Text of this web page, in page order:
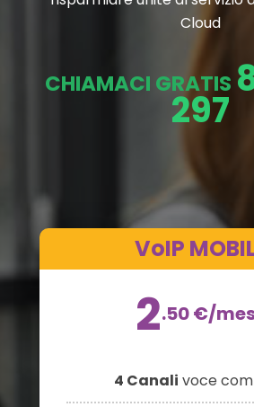
Cloud
CHIAMACI GRATIS
297
VoIP
2.50€/
4 Canali voce